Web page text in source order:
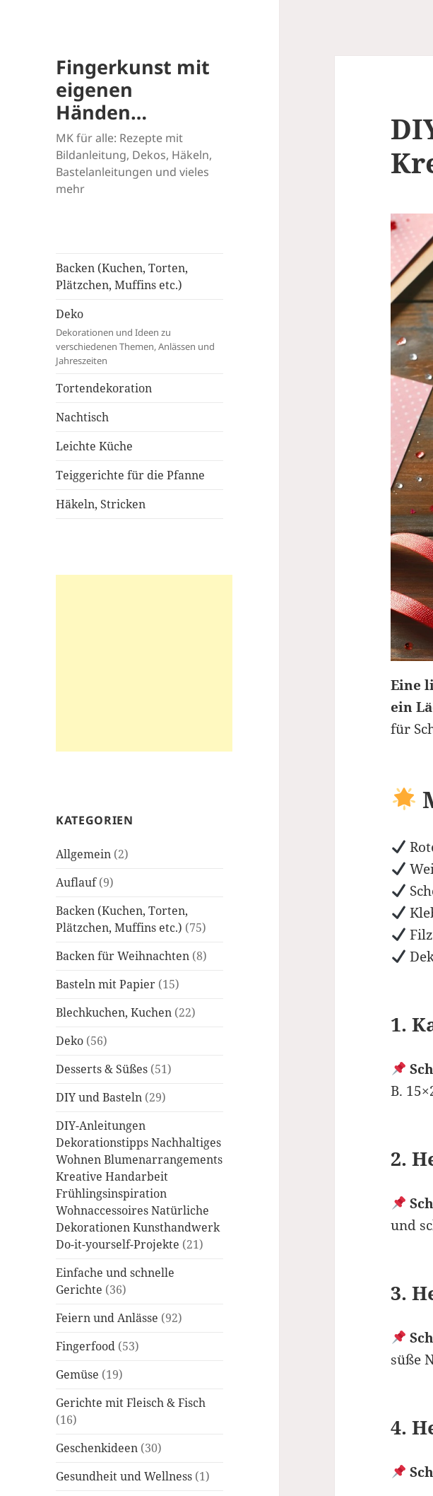
Fingerkunst mit
eigenen
Händen…
MK für alle: Rezepte mit
Bildanleitung, Dekos, Häkeln,
Bastelanleitungen und vieles
mehr
Backen (Kuchen, Torten,
Plätzchen, Muffins etc.)
Deko
Dekorationen und Ideen zu
verschiedenen Themen, Anlässen und
Jahreszeiten
Tortendekoration
Nachtisch
Leichte Küche
Teiggerichte für die Pfanne
Häkeln, Stricken
KATEGORIEN
Allgemein (2)
Auflauf(9)
Backen (Kuchen, Torten,
Plätzchen, Muffins etc.) (75)
Backen für Weihnachten (8)
Basteln mit Papier (15)
Blechkuchen, Kuchen (22)
Deko (56)
Desserts & Süßes (51)
DIY und Basteln (29)
DIY-Anleitungen
Dekorationstipps Nachhaltiges
Wohnen Blumenarrangements
Kreative Handarbeit
Frühlingsinspiration
Wohnaccessoires Natürliche
Dekorationen Kunsthandwerk
Do-it-yourself-Projekte (21)
Einfache und schnelle
Gerichte (36)
Feiern und Anlässe (92)
Fingerfood (53)
Gemüse (19)
Gerichte mit Fleisch & Fisch
(16)
Geschenkideen (30)
Gesundheit und Wellness (1)
Eine
ein
für
1.
B.
2.
und
3.
süße
4.